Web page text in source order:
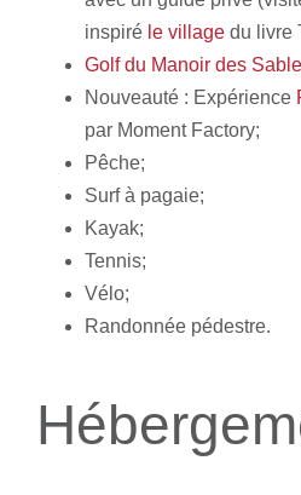
inspiré le village du livre
Golf du Manoir des
Nouveauté : Expérience
par Moment Factory;
Pêche;
Surf à pagaie;
Kayak;
Tennis;
Vélo;
Randonnée pédestre.